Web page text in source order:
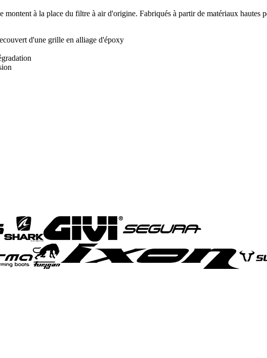
à la place du filtre à air d'origine. Fabriqués à partir de matériaux hautes
d'une grille en alliage d'époxy